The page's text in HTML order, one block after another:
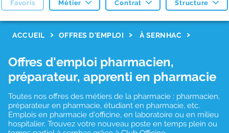
Favoris Métier Contrat Structure
ACCUEIL OFFRES D'EMPLOI À SERNHAC
Offres d'emploi pharmacien,
préparateur, apprenti en pharmacie
Toutes nos offres des métiers de la pharmacie : pharmacien,
préparateur en pharmacie, étudiant en pharmacie, etc.
Emplois en pharmacie d'officine, en laboratoire ou en milieu
hospitalier. Trouvez votre nouveau poste en temps plein ou